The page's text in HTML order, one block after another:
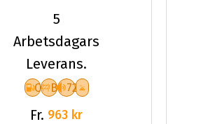
ALLSEASON
6 XL
5
Arbetsdagars
Leverans.
C B 72
Fr. 963 kr